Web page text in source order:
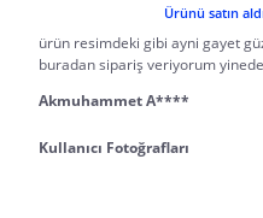
Ürünü satın
ürün resimdeki gibi ayni gayet
buradan sipariş veriyorum
Akmuhammet A****
Kullanıcı Fotoğrafları